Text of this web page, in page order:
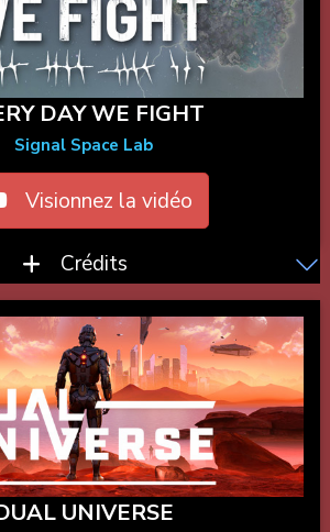
DAY WE FIGHT
Signal Space Lab
Visionnez la vidéo
Crédits
UNIVERSE